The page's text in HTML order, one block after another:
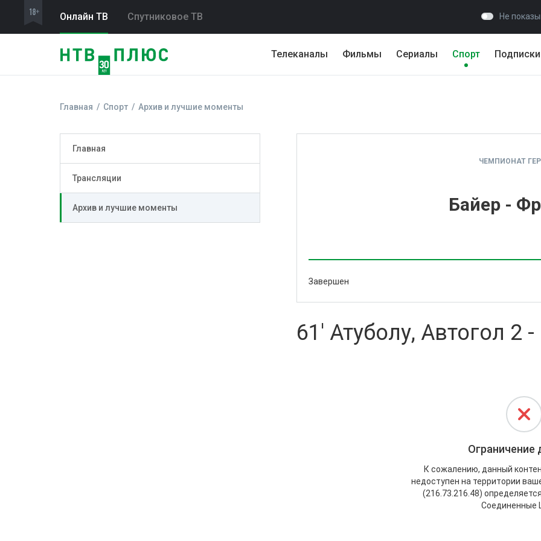
Онлайн ТВ Спутниковое ТВ Не
Телеканалы Фильмы Сериалы Спорт Подписки
Главная Спорт Архив и лучшие моменты
Главная
Трансляции
Архив и лучшие моменты
ЧЕМПИОНАТ
Байер -
Завершен
61' Атуболу, Автогол 2 -